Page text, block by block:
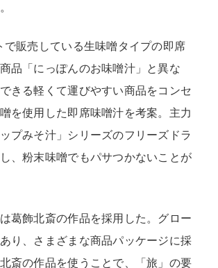
で販売している生味噌タイプの即席
品「にっぽんのお味噌汁」と異な
きる軽くて運びやすい商品をコンセ
を使用した即席味噌汁を考案。主力
プみそ汁」シリーズのフリーズドラ
、粉末味噌でもパサつかないことが
葛飾北斎の作品を採用した。グロー
り、さまざまな商品パッケージに採
斎の作品を使うことで、「旅」の要